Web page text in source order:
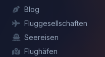
Blog
Fluggesellschaften
Seereisen
Flughäfen